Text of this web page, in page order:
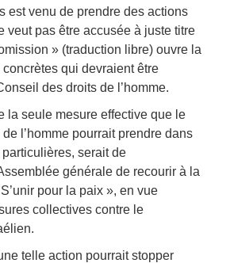
est venu de prendre des actions
veut pas être accusée à juste titre
» (traduction libre) ouvre la
qui devraient être
des droits de l’homme.
la seule mesure effective que le
l’homme pourrait prendre dans
serait de
générale de recourir à la
pour la paix », en vue
collectives contre le
telle action pourrait stopper